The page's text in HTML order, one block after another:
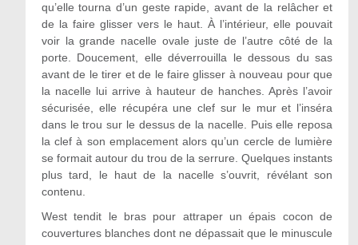
qu’elle tourna d’un geste rapide, avant de la relâcher et
de la faire glisser vers le haut. À l’intérieur, elle pouvait
voir la grande nacelle ovale juste de l’autre côté de la
porte. Doucement, elle déverrouilla le dessous du sas
avant de le tirer et de le faire glisser à nouveau pour que
la nacelle lui arrive à hauteur de hanches. Après l’avoir
sécurisée, elle récupéra une clef sur le mur et l’inséra
dans le trou sur le dessus de la nacelle. Puis elle reposa
la clef à son emplacement alors qu’un cercle de lumière
se formait autour du trou de la serrure. Quelques instants
plus tard, le haut de la nacelle s’ouvrit, révélant son
contenu.
West tendit le bras pour attraper un épais cocon de
couvertures blanches dont ne dépassait que le minuscule